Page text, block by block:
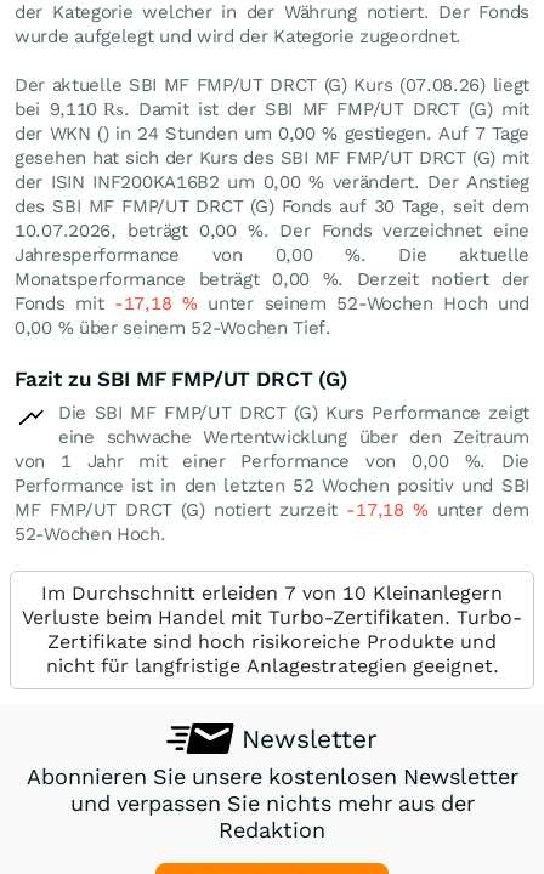
der Kategorie welcher in der Währung notiert. Der Fonds
wurde aufgelegt und wird der Kategorie zugeordnet.
Der aktuelle SBI MF FMP/UT DRCT (G) Kurs (07.08.26) liegt
bei 9,110 ₨. Damit ist der SBI MF FMP/UT DRCT (G) mit
der WKN () in 24 Stunden um 0,00% gestiegen. Auf 7 Tage
gesehen hat sich der Kurs des SBI MF FMP/UT DRCT (G) mit
der ISIN INF200KA16B2 um 0,00%verändert. Der Anstieg
des SBI MF FMP/UT DRCT (G) Fonds auf 30 Tage, seit dem
10.07.2026, beträgt 0,00 %. Der Fonds verzeichnet eine
Jahresperformance von 0,00%. Die aktuelle
Monatsperformance beträgt 0,00 %. Derzeit notiert der
Fonds mit -17,18 %unter seinem 52-Wochen Hoch und
0,00 %über seinem 52-Wochen Tief.
Fazit zu SBI MF FMP/UT DRCT (G)
Die SBI MF FMP/UT DRCT (G) Kurs Performance zeigt
eine schwache Wertentwicklung über den Zeitraum
von 1 Jahr mit einer Performance von 0,00 %. Die
Performance ist in den letzten 52 Wochen positiv und SBI
MF FMP/UT DRCT (G) notiert zurzeit -17,18 %unter dem
52-Wochen Hoch.
Im Durchschnitt erleiden 7 von 10 Kleinanlegern
Verluste beim Handel mit Turbo-Zertifikaten. Turbo-
Zertifikate sind hoch risikoreiche Produkte und
nicht für langfristige Anlagestrategien geeignet.
Newsletter
Abonnieren Sie unsere kostenlosen Newsletter
und verpassen Sie nichts mehr aus der
Redaktion